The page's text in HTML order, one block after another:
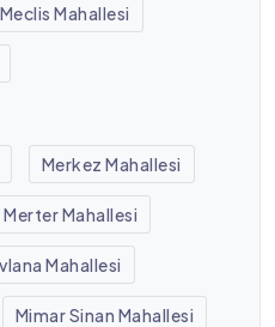
Meclis Mahallesi
Merkez Mahallesi
Merter Mahallesi
Mahallesi
Mimar Sinan Mahallesi